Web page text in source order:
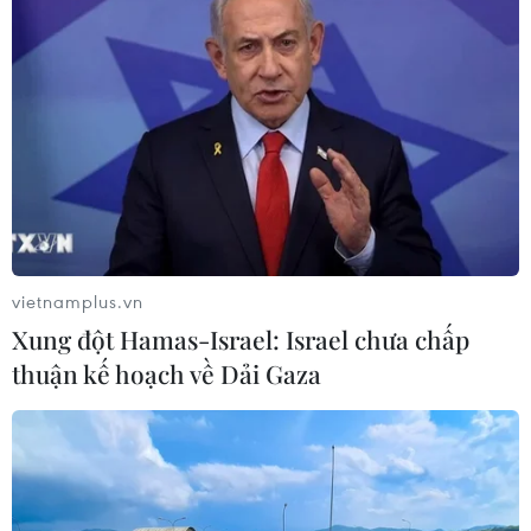
Theo dõi VietnamPlus
TIN LIÊN QUAN
vietnamplus.vn
Xung đột Hamas-Israel: Israel chưa chấp
thuận kế hoạch về Dải Gaza